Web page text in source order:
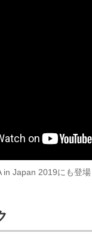
in Japan 2019にも登